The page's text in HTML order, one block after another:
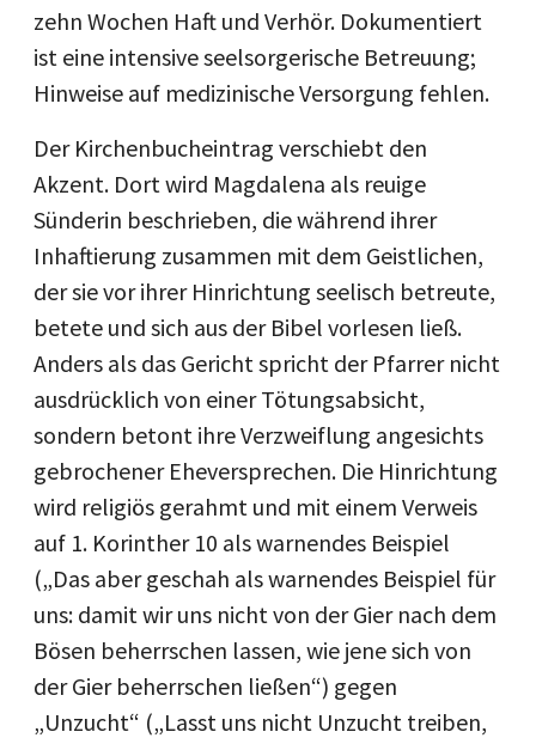
zehn Wochen Haft und Verhör. Dokumentiert
ist eine intensive seelsorgerische Betreuung;
Hinweise auf medizinische Versorgung fehlen.
Der Kirchenbucheintrag verschiebt den
Akzent. Dort wird Magdalena als reuige
Sünderin beschrieben, die während ihrer
Inhaftierung zusammen mit dem Geistlichen,
der sie vor ihrer Hinrichtung seelisch betreute,
betete und sich aus der Bibel vorlesen ließ.
Anders als das Gericht spricht der Pfarrer nicht
ausdrücklich von einer Tötungsabsicht,
sondern betont ihre Verzweiflung angesichts
gebrochener Eheversprechen. Die Hinrichtung
wird religiös gerahmt und mit einem Verweis
auf 1. Korinther 10 als warnendes Beispiel
(„Das aber geschah als warnendes Beispiel für
uns: damit wir uns nicht von der Gier nach dem
Bösen beherrschen lassen, wie jene sich von
der Gier beherrschen ließen“) gegen
„Unzucht“ („Lasst uns nicht Unzucht treiben,